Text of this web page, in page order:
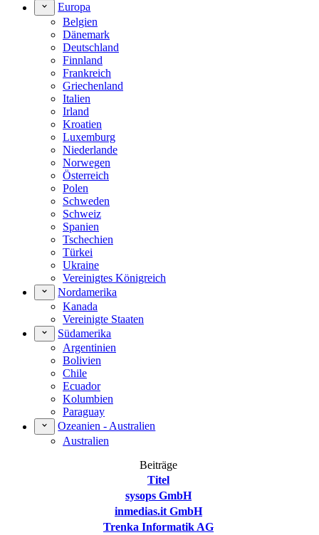
Europa
Belgien
Dänemark
Deutschland
Finnland
Frankreich
Griechenland
Italien
Irland
Kroatien
Luxemburg
Niederlande
Norwegen
Österreich
Polen
Schweden
Schweiz
Spanien
Tschechien
Türkei
Ukraine
Vereinigtes Königreich
Nordamerika
Kanada
Vereinigte Staaten
Südamerika
Argentinien
Bolivien
Chile
Ecuador
Kolumbien
Paraguay
Ozeanien - Australien
Australien
Beiträge
Titel
sysops GmbH
inmedias.it GmbH
Trenka Informatik AG